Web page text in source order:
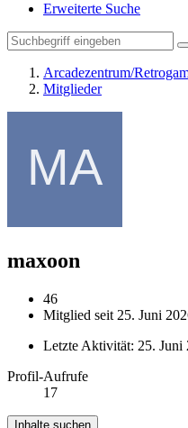
Erweiterte Suche
Arcadezentrum/
Mitglieder
maxoon
46
Mitglied seit 25. Juni
Letzte Aktivität: 25. Juni
Profil-Aufrufe
17
Inhalte suchen